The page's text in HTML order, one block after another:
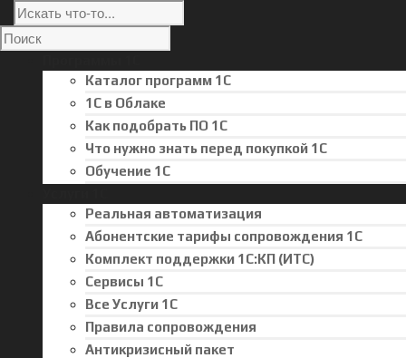
Каталог программ 1С
1С в Облаке
Как подобрать ПО 1С
Что нужно знать перед покупкой 1С
Обучение 1С
Реальная автоматизация
Абонентские тарифы сопровождения 1С
Комплект поддержки 1С:КП (ИТС)
Сервисы 1С
Все Услуги 1С
Правила сопровождения
Антикризисный пакет